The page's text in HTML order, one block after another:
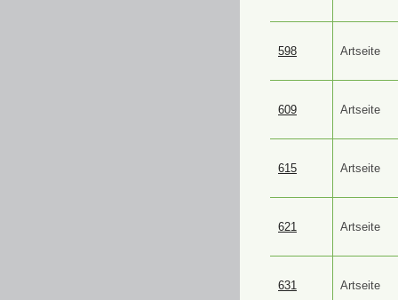
598 Artseite
609 Artseite
615 Artseite
621 Artseite
631 Artseite